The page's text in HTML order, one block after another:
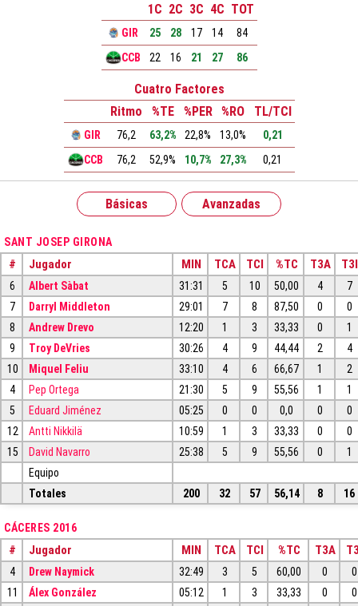
1C 2C 3C 4C TOT
GIR 25 28 17 14
84
CCB
22 16 21 27 86
Cuatro Factores
Ritmo
%TE %PER %RO TL/TCI
GIR 76,2 63,2% 22,8% 13,0%
0,21
CCB
76,2 52,9% 10,7% 27,3% 0,21
Básicas Avanzadas
SANT JOSEP GIRONA
# Jugador MIN TCA TCI %TC T3A T3I
6 Albert Sàbat 31:31 5 10 50,00 4
7
7
Darryl Middleton 29:01 7 8 87,50 0
0
8
Andrew Drevo 12:20 1 3 33,33 0
1
9
Troy DeVries 30:26 4 9 44,44 2
4
10
Miquel Feliu 33:10 4 6 66,67 1
2
4
Pep Ortega 21:30 5 9 55,56 1
1
5
Eduard Jiménez 05:25 0 0 0,0 0
0
12
Antti Nikkilä 10:59 1 3 33,33 0
0
15
David Navarro 25:38 5 9 55,56 0
1
Equipo
Totales
200 32 57 56,14 8 16
CÁCERES 2016
# Jugador MIN TCA TCI %TC T3A
4 Drew Naymick 32:49 3 5 60,00 0
0
11
Álex González 05:12 1 3 33,33 0
0